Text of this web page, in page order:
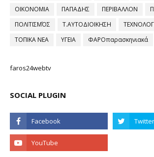
ΟΙΚΟΝΟΜΙΑ
ΠΑΠΑΔΗΣ ΠΕΡΙΒΑΛΛΟΝ
ΠΟΛΙΤΙΣΜΌΣ
Τ.ΑΥΤΟΔΙΟΙΚΗΣΗ
ΤΟΠΙΚΑ ΝΕΑ
ΥΓΕΙΑ ΦΑΡΟπαρασκηνιακά
faros24webtv
SOCIAL PLUGIN